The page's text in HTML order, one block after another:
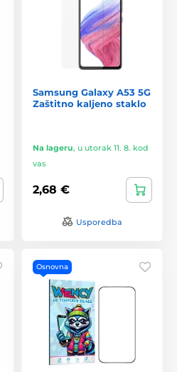
Samsung Galaxy A53 5G
Zaštitno kaljeno staklo
Na lageru, u utorak 11. 8. kod
vas
2,68 €
Usporedba
Osnovna